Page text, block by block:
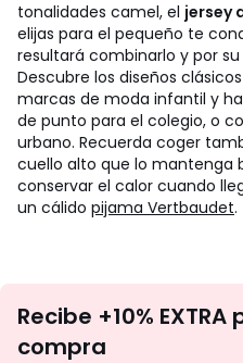
tonalidades camel, el jersey
elijas para el pequeño te
resultará combinarlo y por
Descubre los diseños
marcas de moda infantil y
de punto para el colegio, o
urbano. Recuerda coger
cuello alto que lo mantenga
conservar el calor cuando
un cálido pijama Vertbaudet.
Recibe +10%
compra